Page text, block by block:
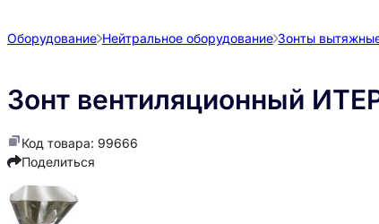
Оборудование Нейтральное оборудование Зонты
Зонт вентиляционный
Код товара: 99666
Поделиться